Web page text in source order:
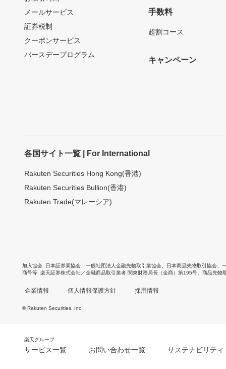
メールサービス
証券税制
クーポンサービス
バースデープログラム
手数料
超割コース
キャンペーン
各国サイト一覧 | For International
Rakuten Securities Hong Kong(香港)
Rakuten Securities Bullion(香港)
Rakuten Trade(マレーシア)
加入協会 日本証券業協会 一般社団法人金融先物取引業協会 日本商品先物取引協会
商号等 楽天証券株式会社／金融商品取引業者 関東財務局長（金商）第195号、商品先物
企業情報 個人情報保護方針 採用情報
© Rakuten Securities, Inc.
楽天グループ
サービス一覧 お問い合わせ一覧 サステナビリティ